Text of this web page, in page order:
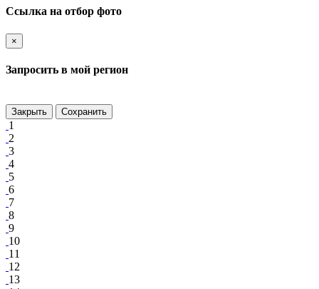
Ссылка на отбор фото
×
Запросить в мой регион
Закрыть Сохранить
1
2
3
4
5
6
7
8
9
10
11
12
13